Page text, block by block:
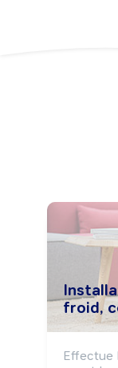
froid,
Effectue